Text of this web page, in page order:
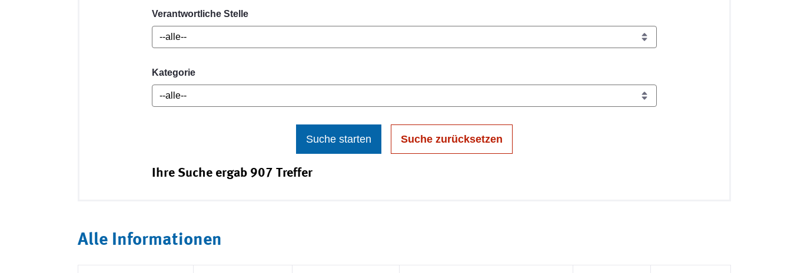
Verantwortliche Stelle
Kategorie
Suche starten Suche zurücksetzen
Ihre Suche ergab 907 Treffer
Alle Informationen